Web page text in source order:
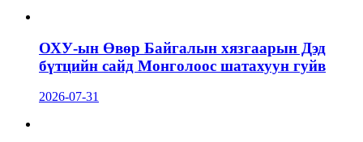
ОХУ-ын Өвөр Байгалын хязгаарын Дэд
бүтцийн сайд Монголоос шатахуун гуйв
2026-07-31